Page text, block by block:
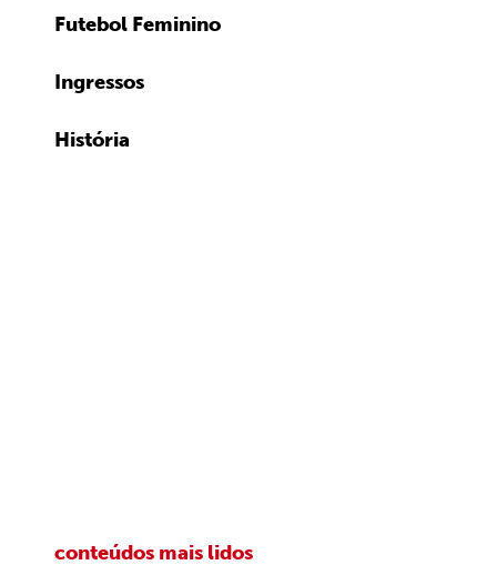
Futebol Feminino
Ingressos
História
conteúdos mais lidos